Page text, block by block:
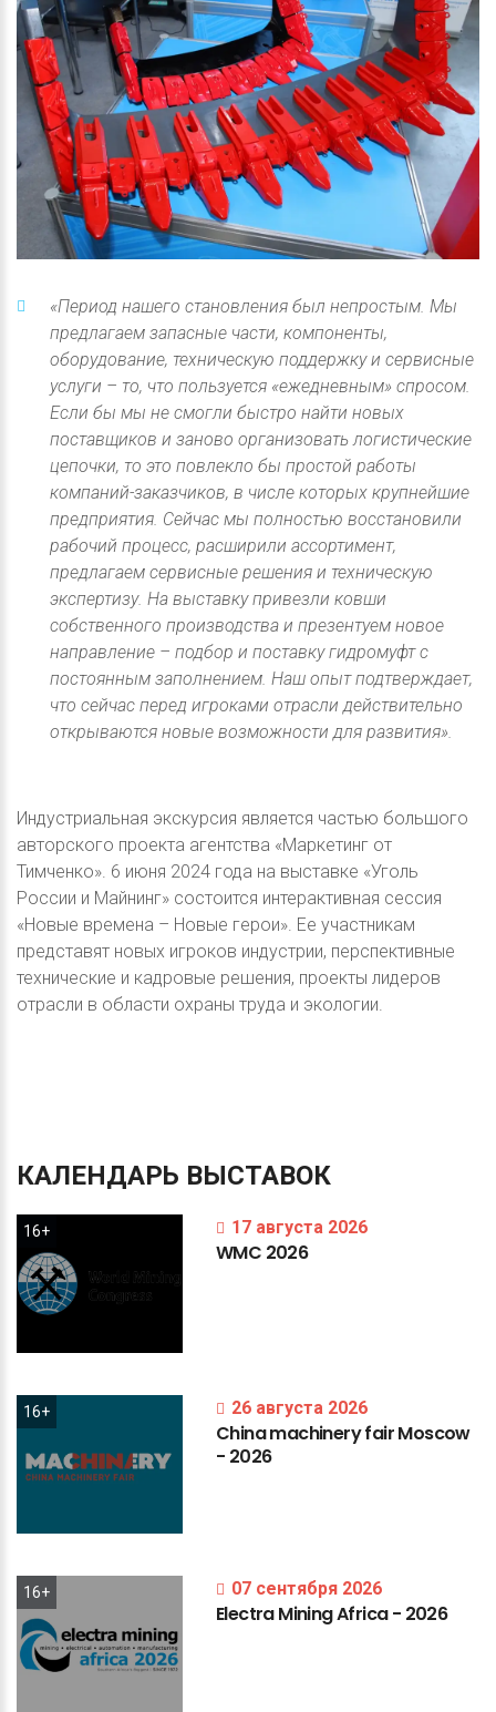
«Период нашего становления был непростым. Мы
предлагаем запасные части, компоненты,
оборудование, техническую поддержку и сервисные
услуги – то, что пользуется «ежедневным» спросом.
Если бы мы не смогли быстро найти новых
поставщиков и заново организовать логистические
цепочки, то это повлекло бы простой работы
компаний-заказчиков, в числе которых крупнейшие
предприятия. Сейчас мы полностью восстановили
рабочий процесс, расширили ассортимент,
предлагаем сервисные решения и техническую
экспертизу. На выставку привезли ковши
собственного производства и презентуем новое
направление – подбор и поставку гидромуфт с
постоянным заполнением. Наш опыт подтверждает,
что сейчас перед игроками отрасли действительно
открываются новые возможности для развития».
Индустриальная экскурсия является частью большого
авторского проекта агентства «Маркетинг от
Тимченко». 6 июня 2024 года на выставке «Уголь
России и Майнинг» состоится интерактивная сессия
«Новые времена – Новые герои». Ее участникам
представят новых игроков индустрии, перспективные
технические и кадровые решения, проекты лидеров
отрасли в области охраны труда и экологии.
КАЛЕНДАРЬ ВЫСТАВОК
16+ 17 августа 2026
WMC 2026
16+ 26 августа 2026
ChinamachineryfairMoscow
- 2026
16+ 07 сентября 2026
ElectraMiningAfrica- 2026